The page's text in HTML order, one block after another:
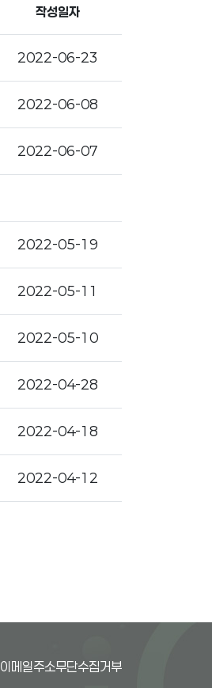
작성일자
2022-06-23
2022-06-08
2022-06-07
2022-05-19
2022-05-11
2022-05-10
2022-04-28
2022-04-18
2022-04-12
이메일주소무단수집거부